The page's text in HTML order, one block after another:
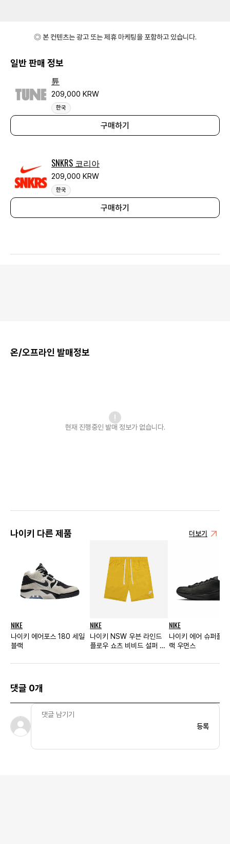
◎ 본 컨텐츠는 광고 또는 제휴 마케팅을 포함하고 있습니다.
일반 판매 정보
튠
209,000 KRW
한국
구매하기
SNKRS 코리아
209,000 KRW
한국
구매하기
온/오프라인 발매정보
현재 진행중인 발매 정보가 없습니다.
나이키 다른 제품 더보기
NIKE
나이키 에어포스 180 세일
블랙
NIKE
나이키 NSW 우븐 라인드
플로우 쇼츠 비비드 설퍼 -
NIKE
나이키 에어 슈퍼플
랙 우먼스
댓글 0개
등록